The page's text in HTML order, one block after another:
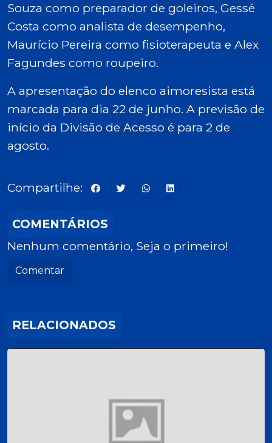
Souza como preparador de goleiros, Gessé
Costa como analista de desempenho,
Maurício Pereira como fisioterapeuta e Alex
Fagundes como roupeiro.
A apresentação do elenco aimoresista está
marcada para dia 22 de junho. A previsão de
início da Divisão de Acesso é para 2 de
agosto.
Compartilhe:
COMENTÁRIOS
Nenhum comentário, Seja o primeiro!
Comentar
RELACIONADOS